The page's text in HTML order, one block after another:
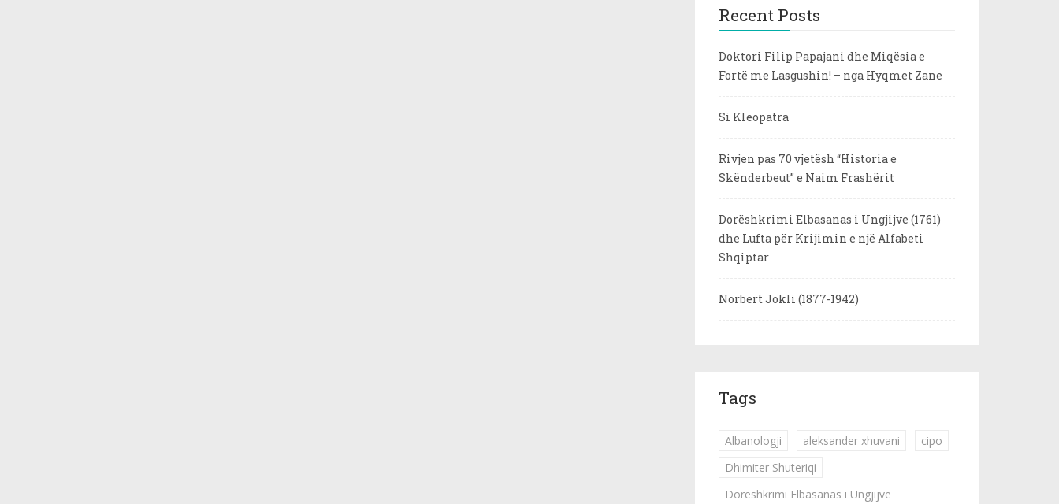
Recent Posts
Doktori Filip Papajani dhe Miqësia e
Fortë me Lasgushin! – nga Hyqmet Zane
Si Kleopatra
Rivjen pas 70 vjetësh “Historia e
Skënderbeut” e Naim Frashërit
Dorëshkrimi Elbasanas i Ungjijve (1761)
dhe Lufta për Krijimin e një Alfabeti
Shqiptar
Norbert Jokli (1877-1942)
Tags
Albanologji aleksander xhuvani
cipo
Dhimiter Shuteriqi
Dorëshkrimi Elbasanas i Ungjijve